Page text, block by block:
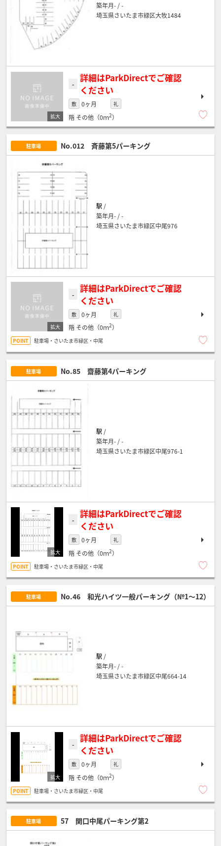
築年月- / -
埼玉県さいたま市緑区大牧1484
-
詳細はParkDirectでご確認
ください
敷 0ヶ月 礼
階 その他（0ｍ2）
駐車場 No.012 斉藤第5パーキング
駅 /
築年月- / -
埼玉県さいたま市緑区中尾976
-
詳細はParkDirectでご確認
ください
敷 0ヶ月 礼
階 その他（0ｍ2）
駐車場・さいたま市緑区・中尾
駐車場 No.85 齋藤第4パーキング
駅 /
築年月- / -
埼玉県さいたま市緑区中尾976-1
-
詳細はParkDirectでご確認
ください
敷 0ヶ月 礼
階 その他（0ｍ2）
駐車場・さいたま市緑区・中尾
駐車場 No.46 和光ハイツ一般パーキング（№1～12）
駅 /
築年月- / -
埼玉県さいたま市緑区中尾664-14
-
詳細はParkDirectでご確認
ください
敷 0ヶ月 礼
階 その他（0ｍ2）
駐車場・さいたま市緑区・中尾
駐車場 57 関口中尾パーキング第2